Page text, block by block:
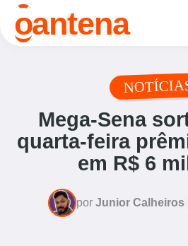
oantena
Mega-Sena
quarta-feira
em R$ 6
por Junior Calheiros